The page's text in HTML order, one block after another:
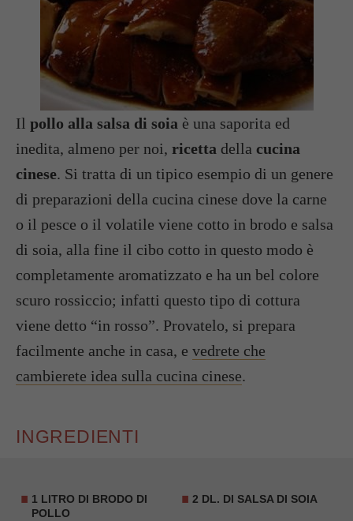
Il pollo alla salsa di soia è una saporita ed
inedita, almeno per noi, ricetta della cucina
cinese. Si tratta di un tipico esempio di un genere
di preparazioni della cucina cinese dove la carne
o il pesce o il volatile viene cotto in brodo e salsa
di soia, alla fine il cibo cotto in questo modo è
completamente aromatizzato e ha un bel colore
scuro rossiccio; infatti questo tipo di cottura
viene detto “in rosso”. Provatelo, si prepara
facilmente anche in casa, e vedrete che
cambierete idea sulla cucina cinese.
INGREDIENTI
1 LITRO DI BRODO DI
POLLO
2 DL. DI SALSA DI SOIA